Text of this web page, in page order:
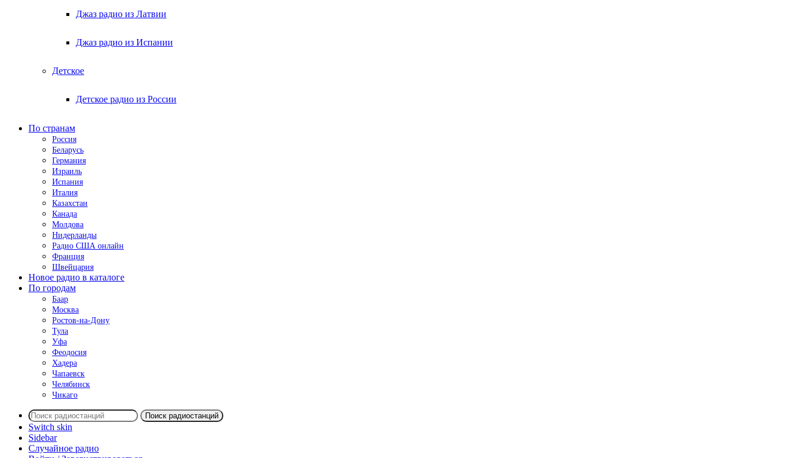
Джаз радио из Латвии
Джаз радио из Испании
Детское
Детское радио из России
По странам
Россия
Беларусь
Германия
Израиль
Испания
Италия
Казахстан
Канада
Молдова
Нидерланды
Радио США онлайн
Франция
Швейцария
Новое радио в каталоге
По городам
Баар
Москва
Ростов-на-Дону
Тула
Уфа
Феодосия
Хадера
Чапаевск
Челябинск
Чикаго
Поиск радиостанций
Switch skin
Sidebar
Случайное радио